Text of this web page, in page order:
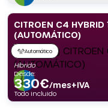
CITROEN C4
(AUTOMÁTICO)
Automático
Híbrido
Desde:
330€/mes+IVA
Todo incluido